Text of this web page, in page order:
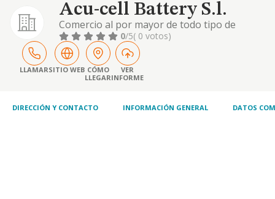
Acu-cell Battery S.l.
Comercio al por mayor de todo tipo de
repuestos y ccesorios del automovil,
incluyendo aceites, lubricantes y similares
0/5( 0 votos)
LLAMARSITIO WEB CÓMO
LLEGAR
VER
INFORME
DIRECCIÓN Y CONTACTO INFORMACIÓN GENERAL DATOS